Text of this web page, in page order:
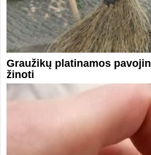
Graužikų platinamos
žinoti